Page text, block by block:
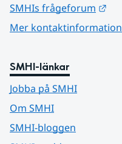
SMHIs frågeforum
Mer kontaktinformation
SMHI-länkar
Jobba på SMHI
Om SMHI
SMHI-bloggen